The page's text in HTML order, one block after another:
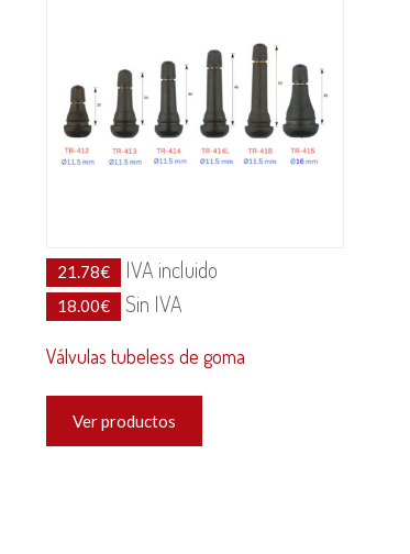
21.78€ IVA incluido
18.00€ Sin IVA
Válvulas tubeless de goma
Ver productos